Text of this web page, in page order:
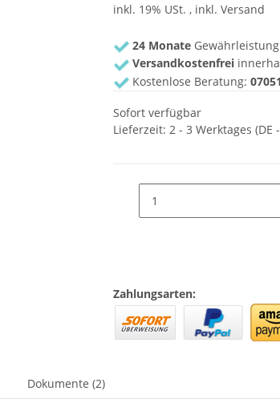
inkl. 19% USt. , inkl. Versand
24 Monate Gewährleistung
Versandkostenfrei
Kostenlose Beratung:
Sofort verfügbar
Lieferzeit: 2 - 3 Werktages (DE
Zahlungsarten:
Dokumente (2)